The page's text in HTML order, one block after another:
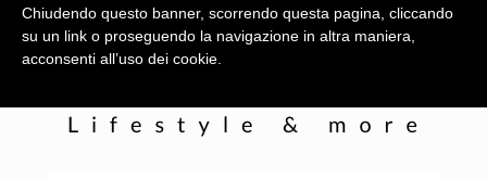
Chiudendo questo banner, scorrendo questa pagina, cliccando
su un link o proseguendo la navigazione in altra maniera,
acconsenti all’uso dei cookie.